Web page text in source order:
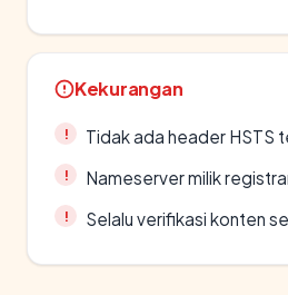
Kekurangan
Tidak ada header HSTS
Nameserver milik
Selalu verifikasi konten